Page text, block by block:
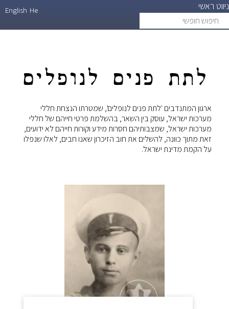
ניווט ראשי
חופשי
He
English
לתת פנים לנופלים
ארגון המתנדבים 'לתת פנים לנופלים', שמטרתו הנצחת חללי
מערכות ישראל, עוסק בין השאר, בהשלמת פרטי חייהם של חללי
מערכות ישראל, שמצבותיהם חסרות מידע וקורות חייהם לא ידועים,
זאת מתוך כוונה, להשלים את חוב הזיכרון שאנו חבים, לאלו שנפלו
על הקמת מדינת ישראל.